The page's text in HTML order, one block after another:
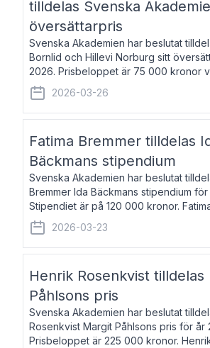
tilldelas Svenska
översättarpris
Svenska Akademien har beslutat
Bornlid och Hillevi Norburg sitt
2026. Prisbeloppet är 75 000 kronor
Bornlid, född 1947, är översättare från
främst känd för sina översät
2026-03-26
Fatima Bremmer tilldelas
Bäckmans stipendium
Svenska Akademien har beslutat
Bremmer Ida Bäckmans stipendium
Stipendiet är på 120 000 kronor.
1977, är journalist och författare. Hon
boken Ligan. Klarakvarterens blodsyst
2026-03-23
Henrik Rosenkvist tilldelas
Påhlsons pris
Svenska Akademien har beslutat
Rosenkvist Margit Påhlsons pris för år
Prisbeloppet är 225 000 kronor.